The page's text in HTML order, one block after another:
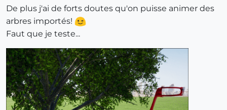
De plus j'ai de forts doutes qu'on puisse animer des
arbres importés!
Faut que je teste...